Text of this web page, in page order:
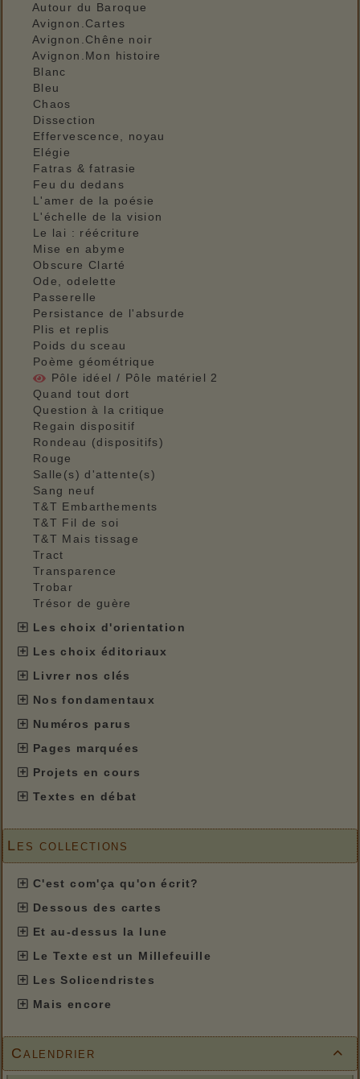
Autour du Baroque
Avignon.Cartes
Avignon.Chêne noir
Avignon.Mon histoire
Blanc
Bleu
Chaos
Dissection
Effervescence, noyau
Elégie
Fatras & fatrasie
Feu du dedans
L'amer de la poésie
L'échelle de la vision
Le lai : réécriture
Mise en abyme
Obscure Clarté
Ode, odelette
Passerelle
Persistance de l'absurde
Plis et replis
Poids du sceau
Poème géométrique
Pôle idéel / Pôle matériel 2
Quand tout dort
Question à la critique
Regain dispositif
Rondeau (dispositifs)
Rouge
Salle(s) d'attente(s)
Sang neuf
T&T Embarthements
T&T Fil de soi
T&T Mais tissage
Tract
Transparence
Trobar
Trésor de guère
Les choix d'orientation
Les choix éditoriaux
Livrer nos clés
Nos fondamentaux
Numéros parus
Pages marquées
Projets en cours
Textes en débat
Les collections
C'est com'ça qu'on écrit?
Dessous des cartes
Et au-dessus la lune
Le Texte est un Millefeuille
Les Solicendristes
Mais encore

Calendrier